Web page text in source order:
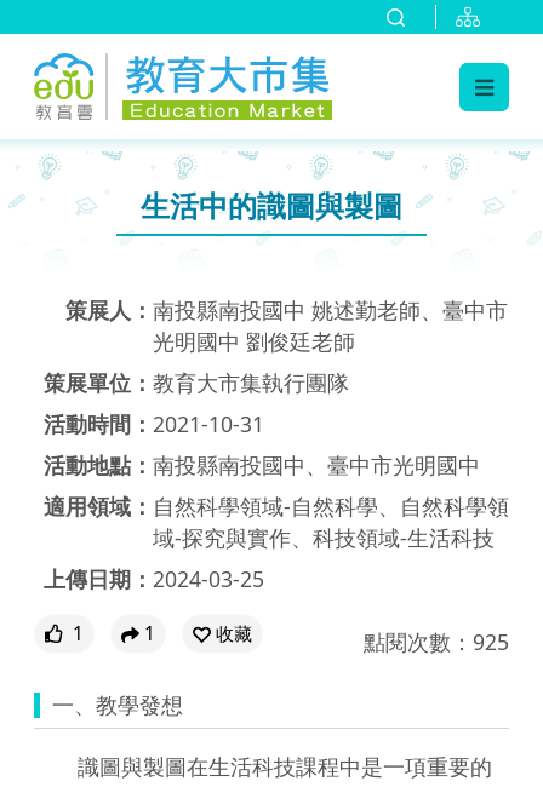
::: 生活中的識圖與製圖
策展人： 南投縣南投國中 姚述勤老師、臺中市
光明國中 劉俊廷老師
策展單位： 教育大市集執行團隊
活動時間： 2021-10-31
活動地點： 南投縣南投國中、臺中市光明國中
適用領域： 自然科學領域-自然科學、自然科學領
域-探究與實作、科技領域-生活科技
上傳日期： 2024-03-25
1 1 收藏 點閱次數：925
一、教學發想
識圖與製圖在生活科技課程中是一項重要的